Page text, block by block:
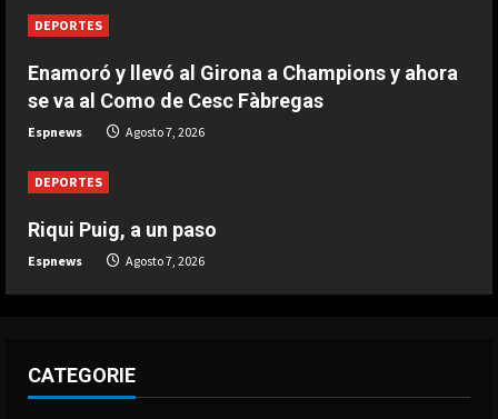
4
como fecha de culto por el triunfo
ante Inglaterra
Agosto 7, 2026
Turquía
Agosto 7, 2026
DEPORTES
Enamoró y llevó al Girona a Champions y ahora
se va al Como de Cesc Fàbregas
Espnews Agosto 7, 2026
DEPORTES
Riqui Puig, a un paso
Espnews Agosto 7, 2026
CATEGORIE